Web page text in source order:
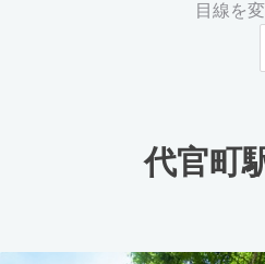
目線を
代官町